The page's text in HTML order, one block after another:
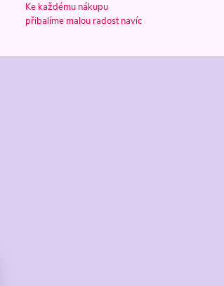
Ke každému nákupu
přibalíme malou radost navíc